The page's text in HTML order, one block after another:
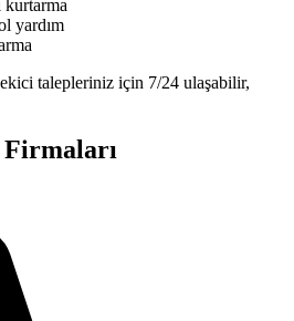
kurtarma
yardım
talepleriniz için 7/24 ulaşabilir,